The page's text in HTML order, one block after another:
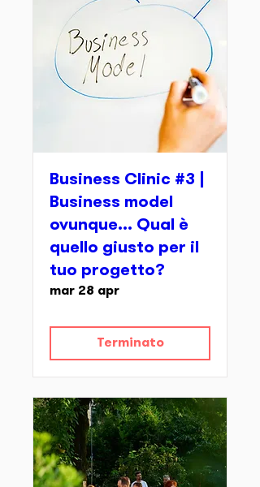
Business Clinic #3 |
Business model
ovunque... Qual è
quello giusto per il
tuo progetto?
mar 28 apr
Terminato